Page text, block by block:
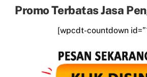
Promo Terbatas Jasa
[wpcdt-countdown